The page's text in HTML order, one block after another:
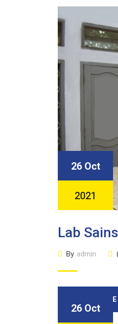
26 Oct
2021
Lab Sains
By admin
READ MORE
26 Oct